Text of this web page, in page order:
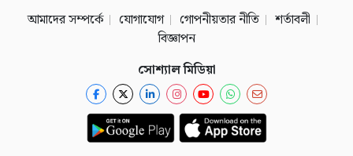
আমাদের সম্পর্কে
যোগাযোগ গোপনীয়তার নীতি
শর্তাবলী
বিজ্ঞাপন
সোশ্যাল মিডিয়া